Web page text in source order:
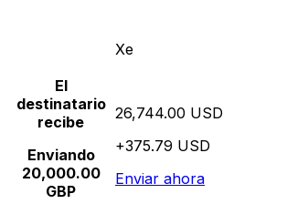
Xe
El
destinatario
recibe
Enviando
20,000.00
GBP
26,744.00 USD
+375.79 USD
Enviar ahora